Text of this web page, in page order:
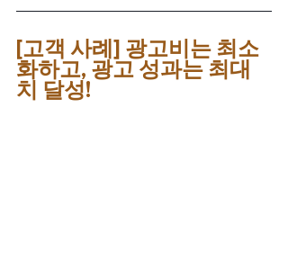
[고객 사례] 광고비는 최소
화하고, 광고 성과는 최대
치 달성!